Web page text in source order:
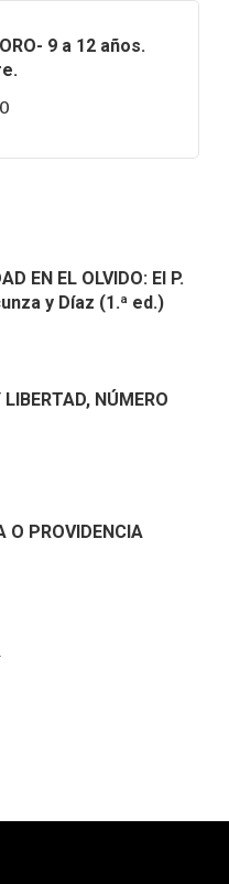
9 a 12 años.
EN EL OLVIDO: El P.
y Díaz (1.ª ed.)
NÚMERO
O PROVIDENCIA